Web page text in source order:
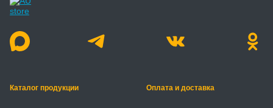
Каталог продукции Оплата и доставка